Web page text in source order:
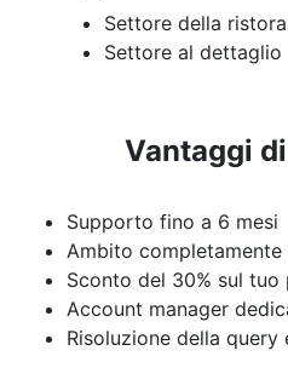
Settore della
Settore al dettaglio
Vantaggi
Supporto fino a 6 mesi
Ambito
Sconto del 30% sul
Account manager
Risoluzione della